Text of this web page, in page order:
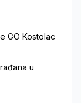
GO Kostolac
u